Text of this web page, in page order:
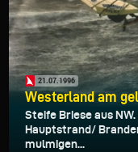
21.07.1996
Westerland am
Steife Briese aus
Hauptstrand/
mulmigen...